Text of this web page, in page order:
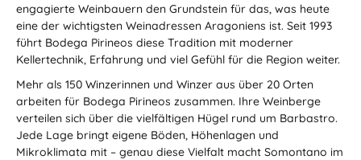
engagierte Weinbauern den Grundstein für das, was heute
eine der wichtigsten Weinadressen Aragoniens ist. Seit 1993
führt Bodega Pirineos diese Tradition mit moderner
Kellertechnik, Erfahrung und viel Gefühl für die Region weiter.
Mehr als 150 Winzerinnen und Winzer aus über 20 Orten
arbeiten für Bodega Pirineos zusammen. Ihre Weinberge
verteilen sich über die vielfältigen Hügel rund um Barbastro.
Jede Lage bringt eigene Böden, Höhenlagen und
Mikroklimata mit – genau diese Vielfalt macht Somontano im